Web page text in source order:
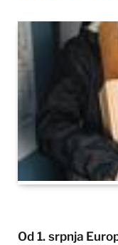
Od 1. srpnja